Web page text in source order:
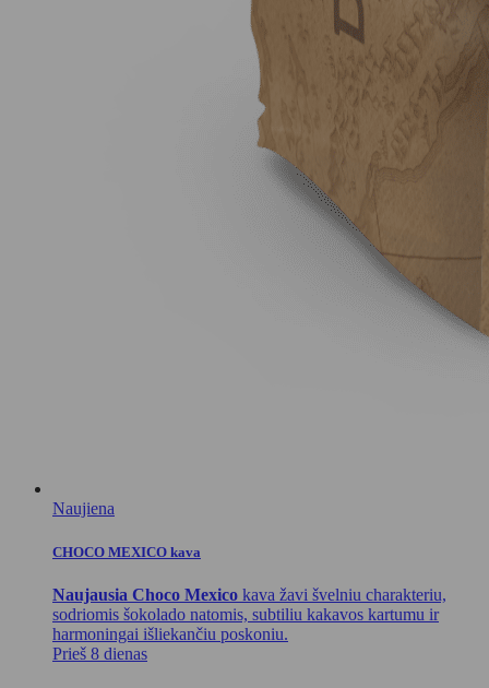
Naujiena
CHOCO MEXICO kava
Naujausia Choco Mexico kava žavi švelniu charakteriu,
sodriomis šokolado natomis, subtiliu kakavos kartumu ir
harmoningai išliekančiu poskoniu.
Prieš 8 dienas